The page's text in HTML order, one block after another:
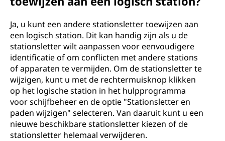
Ja, u kunt een andere stationsletter toewijzen aan
een logisch station. Dit kan handig zijn als u de
stationsletter wilt aanpassen voor eenvoudigere
identificatie of om conflicten met andere stations
of apparaten te vermijden. Om de stationsletter te
wijzigen, kunt u met de rechtermuisknop klikken
op het logische station in het hulpprogramma
voor schijfbeheer en de optie "Stationsletter en
paden wijzigen" selecteren. Van daaruit kunt u een
nieuwe beschikbare stationsletter kiezen of de
stationsletter helemaal verwijderen.